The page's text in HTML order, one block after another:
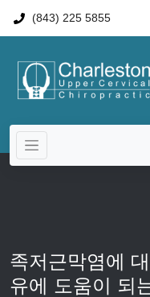
(843) 225 5855
족저근막염에
유에 도움이 되